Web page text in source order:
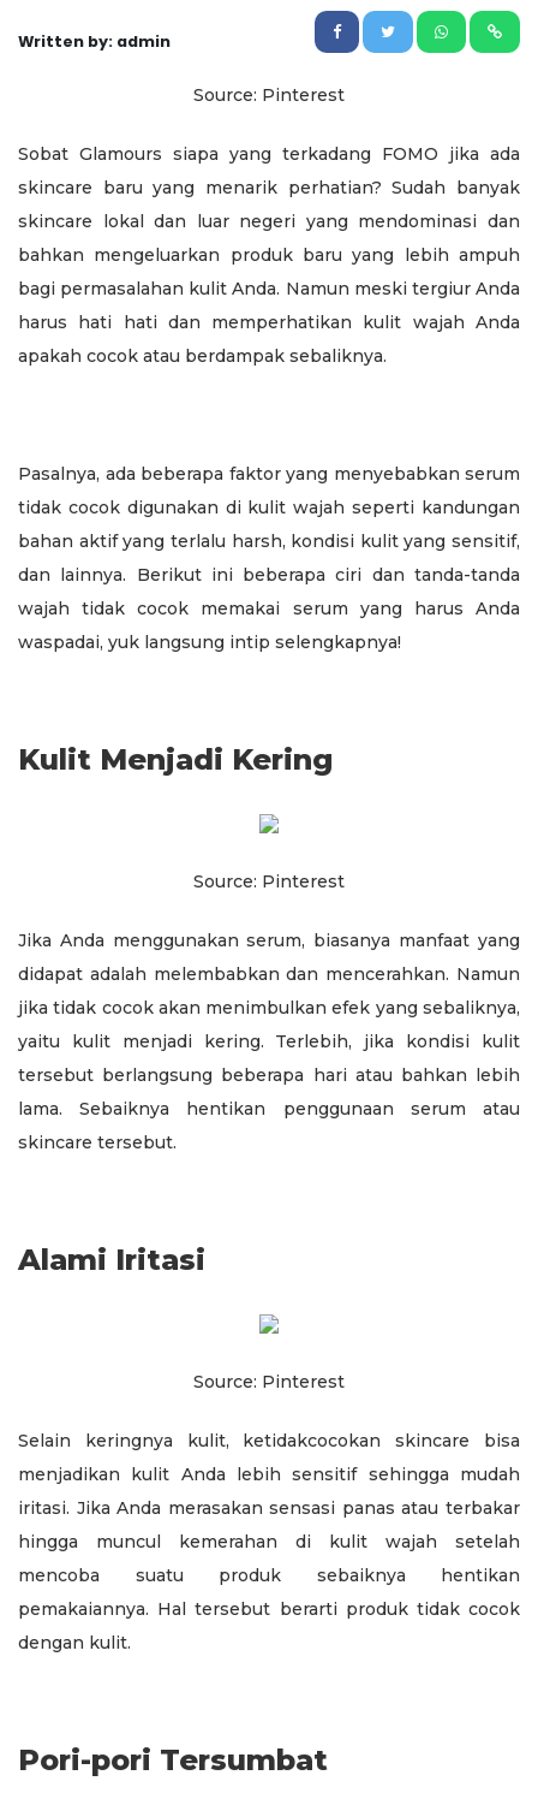
Written by: admin
Source: Pinterest
Sobat Glamours siapa yang terkadang FOMO jika ada
skincare baru yang menarik perhatian? Sudah banyak
skincare lokal dan luar negeri yang mendominasi dan
bahkan mengeluarkan produk baru yang lebih ampuh
bagi permasalahan kulit Anda. Namun meski tergiur Anda
harus hati hati dan memperhatikan kulit wajah Anda
apakah cocok atau berdampak sebaliknya.
Pasalnya, ada beberapa faktor yang menyebabkan serum
tidak cocok digunakan di kulit wajah seperti kandungan
bahan aktif yang terlalu harsh, kondisi kulit yang sensitif,
dan lainnya. Berikut ini beberapa ciri dan tanda-tanda
wajah tidak cocok memakai serum yang harus Anda
waspadai, yuk langsung intip selengkapnya!
Kulit Menjadi Kering
Source: Pinterest
Jika Anda menggunakan serum, biasanya manfaat yang
didapat adalah melembabkan dan mencerahkan. Namun
jika tidak cocok akan menimbulkan efek yang sebaliknya,
yaitu kulit menjadi kering. Terlebih, jika kondisi kulit
tersebut berlangsung beberapa hari atau bahkan lebih
lama. Sebaiknya hentikan penggunaan serum atau
skincare tersebut.
Alami Iritasi
Source: Pinterest
Selain keringnya kulit, ketidakcocokan skincare bisa
menjadikan kulit Anda lebih sensitif sehingga mudah
iritasi. Jika Anda merasakan sensasi panas atau terbakar
hingga muncul kemerahan di kulit wajah setelah
mencoba suatu produk sebaiknya hentikan
pemakaiannya. Hal tersebut berarti produk tidak cocok
dengan kulit.
Pori-pori Tersumbat